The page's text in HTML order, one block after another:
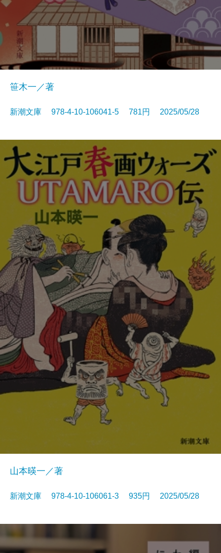
笹木一／著
新潮文庫 978-4-10-106041-5 781円 2025/05/28
山本暎一／著
新潮文庫 978-4-10-106061-3 935円 2025/05/28